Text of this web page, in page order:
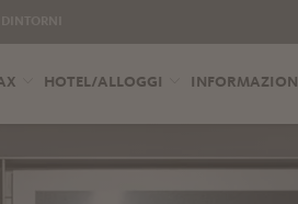
HOTEL/ALLOGGI